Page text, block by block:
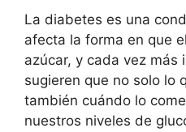
La diabetes es una
afecta la forma en que
azúcar, y cada vez más
sugieren que no solo lo
también cuándo lo
nuestros niveles de